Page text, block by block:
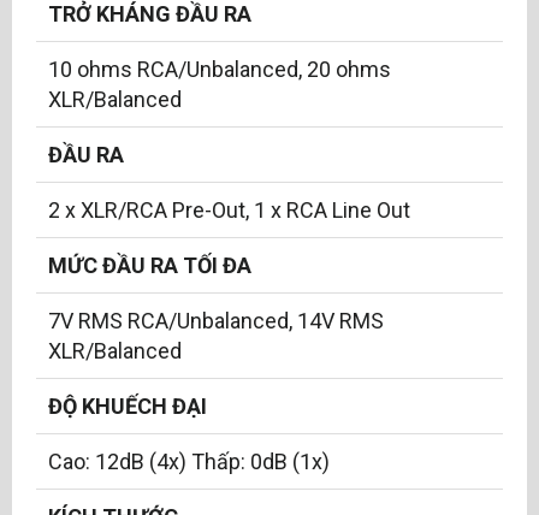
TRỞ KHÁNG ĐẦU RA
10 ohms RCA/Unbalanced, 20 ohms
XLR/Balanced
ĐẦU RA
2 x XLR/RCA Pre-Out, 1 x RCA Line Out
MỨC ĐẦU RA TỐI ĐA
7V RMS RCA/Unbalanced, 14V RMS
XLR/Balanced
ĐỘ KHUẾCH ĐẠI
Cao: 12dB (4x) Thấp: 0dB (1x)